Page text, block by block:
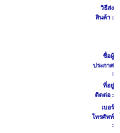
วิธีส่ง
สินค้า :
ชื่อผู้
ประกาศ
:
ที่อยู่
ติดต่อ :
เบอร์
โทรศัพท์
: